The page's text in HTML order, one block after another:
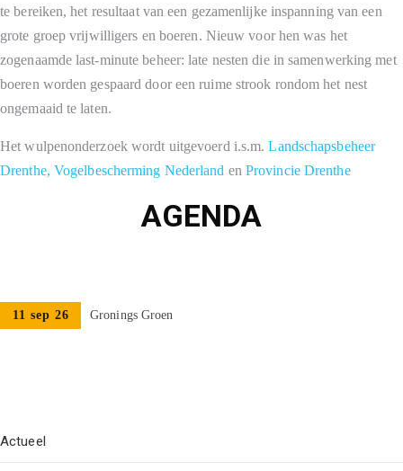
te bereiken, het resultaat van een gezamenlijke inspanning van een
grote groep vrijwilligers en boeren. Nieuw voor hen was het
zogenaamde last-minute beheer: late nesten die in samenwerking met
boeren worden gespaard door een ruime strook rondom het nest
ongemaaid te laten.
Het wulpenonderzoek wordt uitgevoerd i.s.m.Landschapsbeheer
Drenthe, Vogelbescherming Nederland en Provincie Drenthe
AGENDA
11 sep 26 Gronings Groen
Actueel